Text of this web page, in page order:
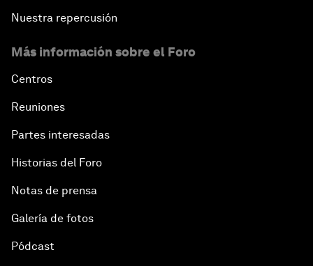
Nuestra repercusión
Más información sobre el Foro
Centros
Reuniones
Partes interesadas
Historias del Foro
Notas de prensa
Galería de fotos
Pódcast